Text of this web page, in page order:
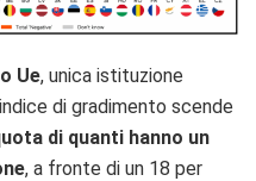
Ue, unica istituzione
di gradimento scende
di quanti hanno un
, a fronte di un 18 per